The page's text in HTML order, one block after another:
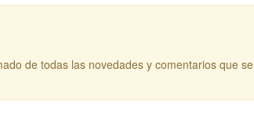
de todas las novedades y comentarios que se